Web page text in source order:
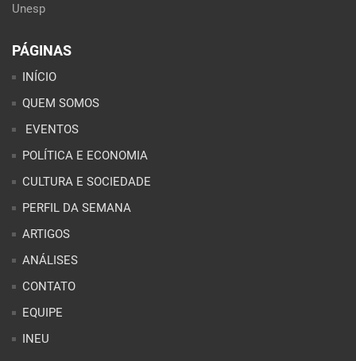
Unesp
PÁGINAS
INÍCIO
QUEM SOMOS
EVENTOS
POLÍTICA E ECONOMIA
CULTURA E SOCIEDADE
PERFIL DA SEMANA
ARTIGOS
ANÁLISES
CONTATO
EQUIPE
INEU